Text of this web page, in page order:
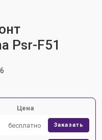
Psr-F51
Цена
бесплатно Заказать